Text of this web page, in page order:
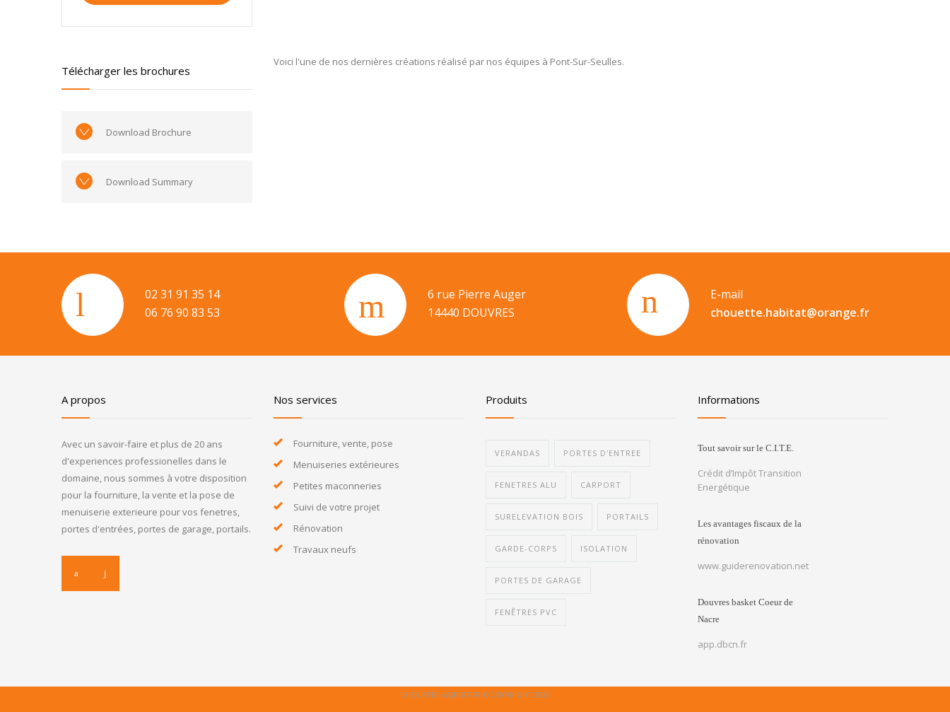
Télécharger les brochures
Download Brochure
Download Summary
Voici l'une de nos dernières créations réalisé par nos équipes à Pont-Sur-Seulles.
02 31 91 35 14
06 76 90 83 53
6 rue Pierre Auger
14440 DOUVRES
E-mail
chouette.habitat@orange.fr
A propos
Avec un savoir-faire et plus de 20 ans
d'experiences professionelles dans le
domaine, nous sommes à votre disposition
pour la fourniture, la vente et la pose de
menuiserie exterieure pour vos fenetres,
portes d'entrées, portes de garage, portails.
Nos services
Fourniture, vente, pose
Menuiseries extérieures
Petites maconneries
Suivi de votre projet
Rénovation
Travaux neufs
Produits
VERANDAS PORTES D'ENTREE
FENETRES ALU CARPORT
SURELEVATION BOIS PORTAILS
GARDE-CORPS ISOLATION
PORTES DE GARAGE
FENÊTRES PVC
Informations
Tout savoir sur le C.I.T.E.
Crédit d’Impôt Transition
Energétique
Les avantages fiscaux de la
rénovation
www.guiderenovation.net
Douvres basket Coeur de
Nacre
app.dbcn.fr
CHOUETTE-HABITAT.FR © COPYRIGHT 2020